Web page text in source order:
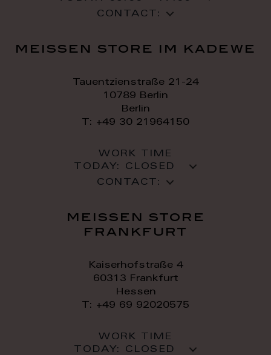
CONTACT:
meissen store im kadewe
Tauentzienstraße 21-24
10789 Berlin
Berlin
T: +49 30 21964150
WORK TIME
TODAY: CLOSED
CONTACT:
meissen store
frankfurt
Kaiserhofstraße 4
60313 Frankfurt
Hessen
T: +49 69 92020575
WORK TIME
TODAY: CLOSED